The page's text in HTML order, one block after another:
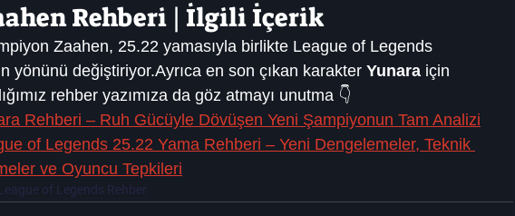
Rehberi | İlgili İçerik
Zaahen, 25.22 yamasıyla birlikte League of Legends
yönünü değiştiriyor.Ayrıca en son çıkan karakter Yunara için
rehber yazımıza da göz atmayı unutma 👇
Rehberi – Ruh Gücüyle Dövüşen Yeni Şampiyonun Tam Analizi
of Legends 25.22 Yama Rehberi – Yeni Dengelemeler, Teknik
ve Oyuncu Tepkileri
of Legends Rehber